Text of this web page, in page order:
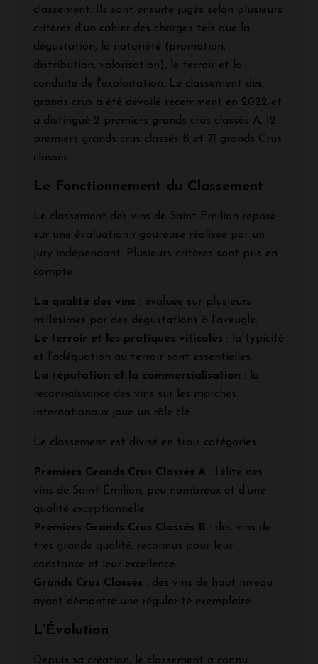
classement. Ils sont ensuite jugés selon plusieurs
critères d'un cahier des charges tels que la
dégustation, la notoriété (promotion,
distribution, valorisation), le terroir et la
conduite de l'exploitation. Le classement des
grands crus a été dévoilé récemment en 2022 et
a distingué 2 premiers grands crus classés A, 12
premiers grands crus classés B et 71 grands Crus
classés
Le Fonctionnement du Classement
Le classement des vins de Saint-Émilion repose
sur une évaluation rigoureuse réalisée par un
jury indépendant. Plusieurs critères sont pris en
compte :
La qualité des vins : évaluée sur plusieurs
millésimes par des dégustations à l’aveugle.
Le terroir et les pratiques viticoles : la typicité
et l’adéquation au terroir sont essentielles.
La réputation et la commercialisation : la
reconnaissance des vins sur les marchés
internationaux joue un rôle clé.
Le classement est divisé en trois catégories :
Premiers Grands Crus Classés A : l’élite des
vins de Saint-Émilion, peu nombreux et d’une
qualité exceptionnelle.
Premiers Grands Crus Classés B : des vins de
très grande qualité, reconnus pour leur
constance et leur excellence.
Grands Crus Classés : des vins de haut niveau
ayant démontré une régularité exemplaire.
L’Évolution
Depuis sa création, le classement a connu